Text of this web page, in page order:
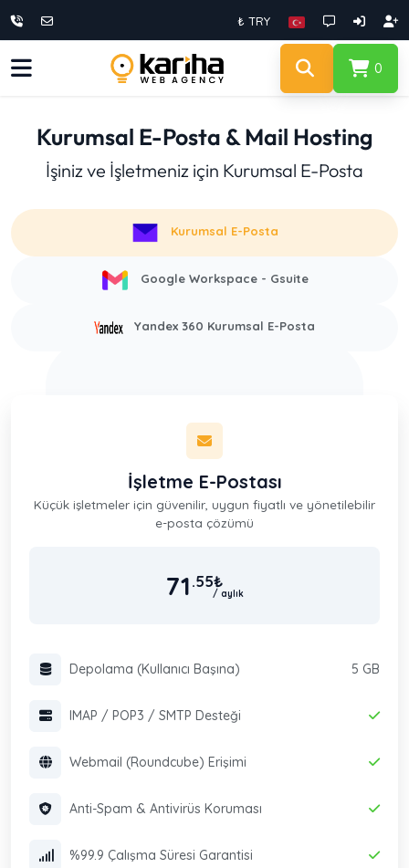
₺ TRY
0
Kurumsal E-Posta & Mail Hosting
İşiniz ve İşletmeniz için Kurumsal E-Posta
Kurumsal E-Posta
Google Workspace - Gsuite
Yandex 360 Kurumsal E-Posta
İşletme E-Postası
Küçük işletmeler için güvenilir, uygun fiyatlı ve yönetilebilir
e-posta çözümü
71.55₺
/ aylık
Depolama (Kullanıcı Başına) 5 GB
IMAP / POP3 / SMTP Desteği
Webmail (Roundcube) Erişimi
Anti-Spam & Antivirüs Koruması
%99.9 Çalışma Süresi Garantisi